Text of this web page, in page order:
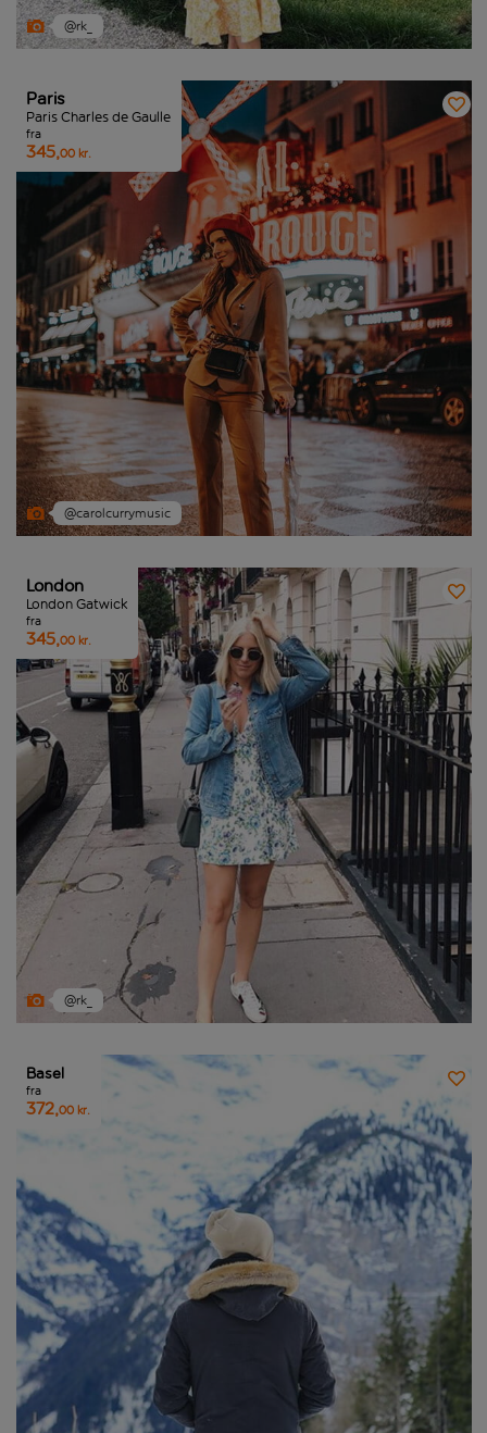
@rk_
Paris
Paris Charles de Gaulle
fra
345,00 kr.
@carolcurrymusic
London
London Gatwick
fra
345,00 kr.
@rk_
Basel
fra
372,00 kr.